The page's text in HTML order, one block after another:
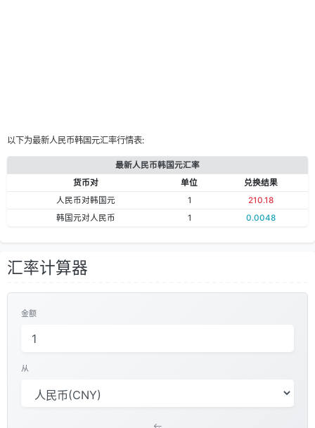
以下为最新人民币韩国元汇率行情表:
最新人民币韩国元汇率
货币对
单位
兑换结果
人民币对韩国元
1
210.18
韩国元对人民币
1 0.0048
汇率计算器
金额
从